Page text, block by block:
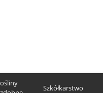
Szkółkarstwo